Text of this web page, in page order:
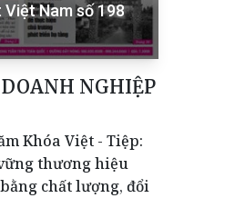
Việt Nam số 198
NGHIỆP
Khóa Việt - Tiệp:
thương hiệu
chất lượng, đổi